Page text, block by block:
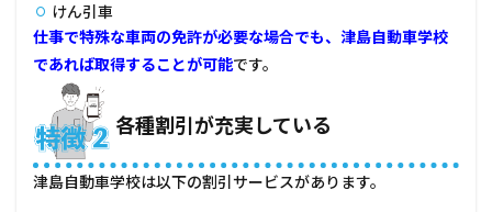
い人
とに
かく
安く
免許
を取
得し
たい
けん引車
仕事で特殊な車両の免許が必要な場合でも、津島自動車学校
であれば取得することが可能です。
各種割引が充実している
津島自動車学校は以下の割引サービスがあります。